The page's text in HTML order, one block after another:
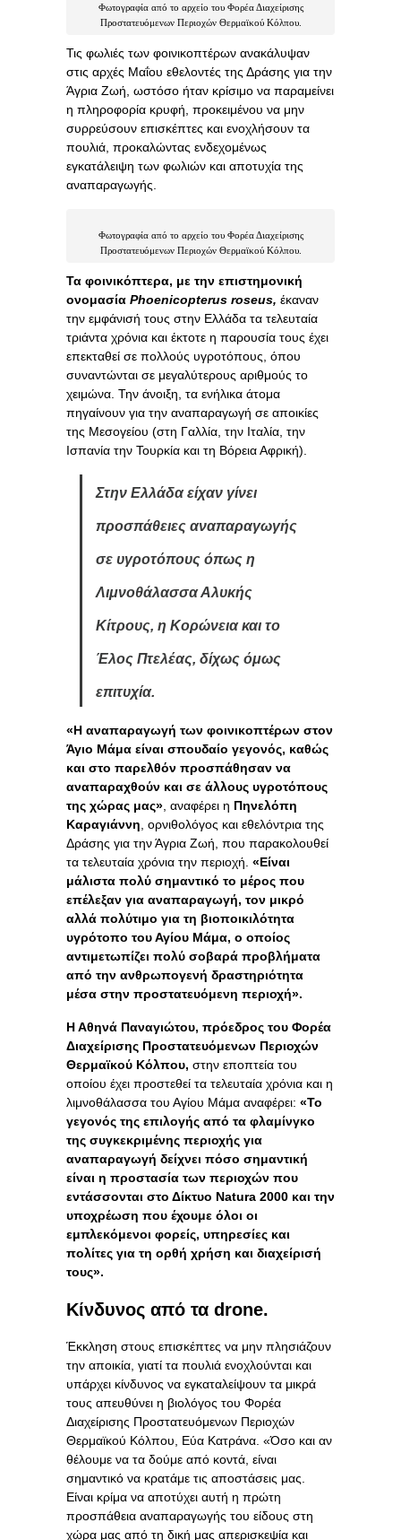
Φωτογραφία από το αρχείο του Φορέα Διαχείρισης
Προστατευόμενων Περιοχών Θερμαϊκού Κόλπου.
Τις φωλιές των φοινικοπτέρων ανακάλυψαν
στις αρχές Μαΐου εθελοντές της Δράσης για την
Άγρια Ζωή, ωστόσο ήταν κρίσιμο να παραμείνει
η πληροφορία κρυφή, προκειμένου να μην
συρρεύσουν επισκέπτες και ενοχλήσουν τα
πουλιά, προκαλώντας ενδεχομένως
εγκατάλειψη των φωλιών και αποτυχία της
αναπαραγωγής.
Φωτογραφία από το αρχείο του Φορέα Διαχείρισης
Προστατευόμενων Περιοχών Θερμαϊκού Κόλπου.
Τα φοινικόπτερα, με την επιστημονική
ονομασία Phoenicopterus roseus, έκαναν
την εμφάνισή τους στην Ελλάδα τα τελευταία
τριάντα χρόνια και έκτοτε η παρουσία τους έχει
επεκταθεί σε πολλούς υγροτόπους, όπου
συναντώνται σε μεγαλύτερους αριθμούς το
χειμώνα. Την άνοιξη, τα ενήλικα άτομα
πηγαίνουν για την αναπαραγωγή σε αποικίες
της Μεσογείου (στη Γαλλία, την Ιταλία, την
Ισπανία την Τουρκία και τη Βόρεια Αφρική).
Στην Ελλάδα είχαν γίνει
προσπάθειες αναπαραγωγής
σε υγροτόπους όπως η
Λιμνοθάλασσα Αλυκής
Κίτρους, η Κορώνεια και το
Έλος Πτελέας, δίχως όμως
επιτυχία.
«Η αναπαραγωγή των φοινικοπτέρων στον
Άγιο Μάμα είναι σπουδαίο γεγονός, καθώς
και στο παρελθόν προσπάθησαν να
αναπαραχθούν και σε άλλους υγροτόπους
της χώρας μας» , αναφέρει η Πηνελόπη
Καραγιάννη , ορνιθολόγος και εθελόντρια της
Δράσης για την Άγρια Ζωή, που παρακολουθεί
τα τελευταία χρόνια την περιοχή. «Είναι
μάλιστα πολύ σημαντικό το μέρος που
επέλεξαν για αναπαραγωγή, τον μικρό
αλλά πολύτιμο για τη βιοποικιλότητα
υγρότοπο του Αγίου Μάμα, ο οποίος
αντιμετωπίζει πολύ σοβαρά προβλήματα
από την ανθρωπογενή δραστηριότητα
μέσα στην προστατευόμενη περιοχή».
Η Αθηνά Παναγιώτου, πρόεδρος του Φορέα
Διαχείρισης Προστατευόμενων Περιοχών
Θερμαϊκού Κόλπου, στην εποπτεία του
οποίου έχει προστεθεί τα τελευταία χρόνια και η
λιμνοθάλασσα του Αγίου Μάμα αναφέρει: «Το
γεγονός της επιλογής από τα φλαμίνγκο
της συγκεκριμένης περιοχής για
αναπαραγωγή δείχνει πόσο σημαντική
είναι η προστασία των περιοχών που
εντάσσονται στο Δίκτυο Natura 2000 και την
υποχρέωση που έχουμε όλοι οι
εμπλεκόμενοι φορείς, υπηρεσίες και
πολίτες για τη ορθή χρήση και διαχείρισή
τους».
Κίνδυνος από τα drone.
Έκκληση στους επισκέπτες να μην πλησιάζουν
την αποικία, γιατί τα πουλιά ενοχλούνται και
υπάρχει κίνδυνος να εγκαταλείψουν τα μικρά
τους απευθύνει η βιολόγος του Φορέα
Διαχείρισης Προστατευόμενων Περιοχών
Θερμαϊκού Κόλπου, Εύα Κατράνα. «Όσο και αν
θέλουμε να τα δούμε από κοντά, είναι
σημαντικό να κρατάμε τις αποστάσεις μας.
Είναι κρίμα να αποτύχει αυτή η πρώτη
προσπάθεια αναπαραγωγής του είδους στη
χώρα μας από τη δική μας απερισκεψία και